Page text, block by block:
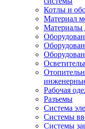
Котлы и
Материал
Материалы
Рабочая
Разъемы
Система
Системы
Системы